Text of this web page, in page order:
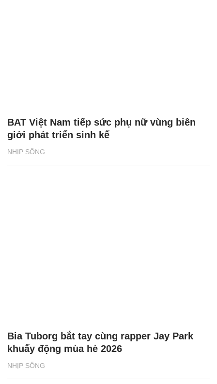
NHỊP SỐNG
BAT Việt Nam tiếp sức phụ nữ vùng biên
giới phát triển sinh kế
NHỊP SỐNG
Bia Tuborg bắt tay cùng rapper Jay Park
khuấy động mùa hè 2026